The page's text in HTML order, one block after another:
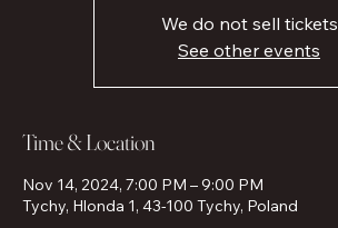
We do not sell tickets
See other events
Time & Location
Nov 14, 2024, 7:00 PM – 9:00 PM
Tychy, Hlonda 1, 43-100 Tychy, Poland